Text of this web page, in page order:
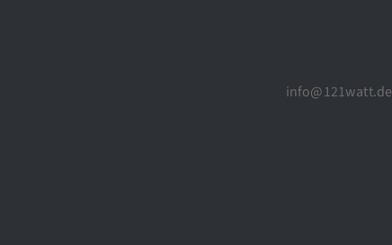
info@121watt.de